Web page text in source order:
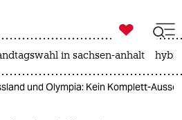
zahl ich
ich

taz zahl ich
in sachsen-anhalt
und Olympia: Kein Komplett-